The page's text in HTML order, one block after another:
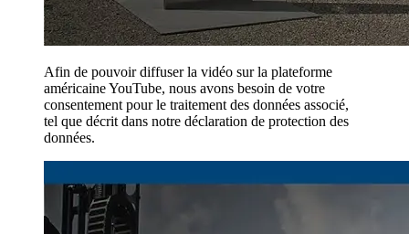
Afin de pouvoir diffuser la vidéo sur la plateforme
américaine YouTube, nous avons besoin de votre
consentement pour le traitement des données associé,
tel que décrit dans notre déclaration de protection des
données.